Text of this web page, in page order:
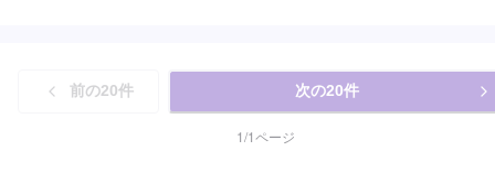
します。チリやホコリをシャットアウトし、作業環境の向上を実現。短納期
でよりよい仕上がりをお約束します。⭕️マスキング塗装する部分を除き丁寧
にマスキングします。マスキング時に、少しでも隙間が有ると、この隙間か
ら塗料が不必要な箇所に付着してしまいますので、細心の注意を払います。
前の20件 次の20件
1/1ページ